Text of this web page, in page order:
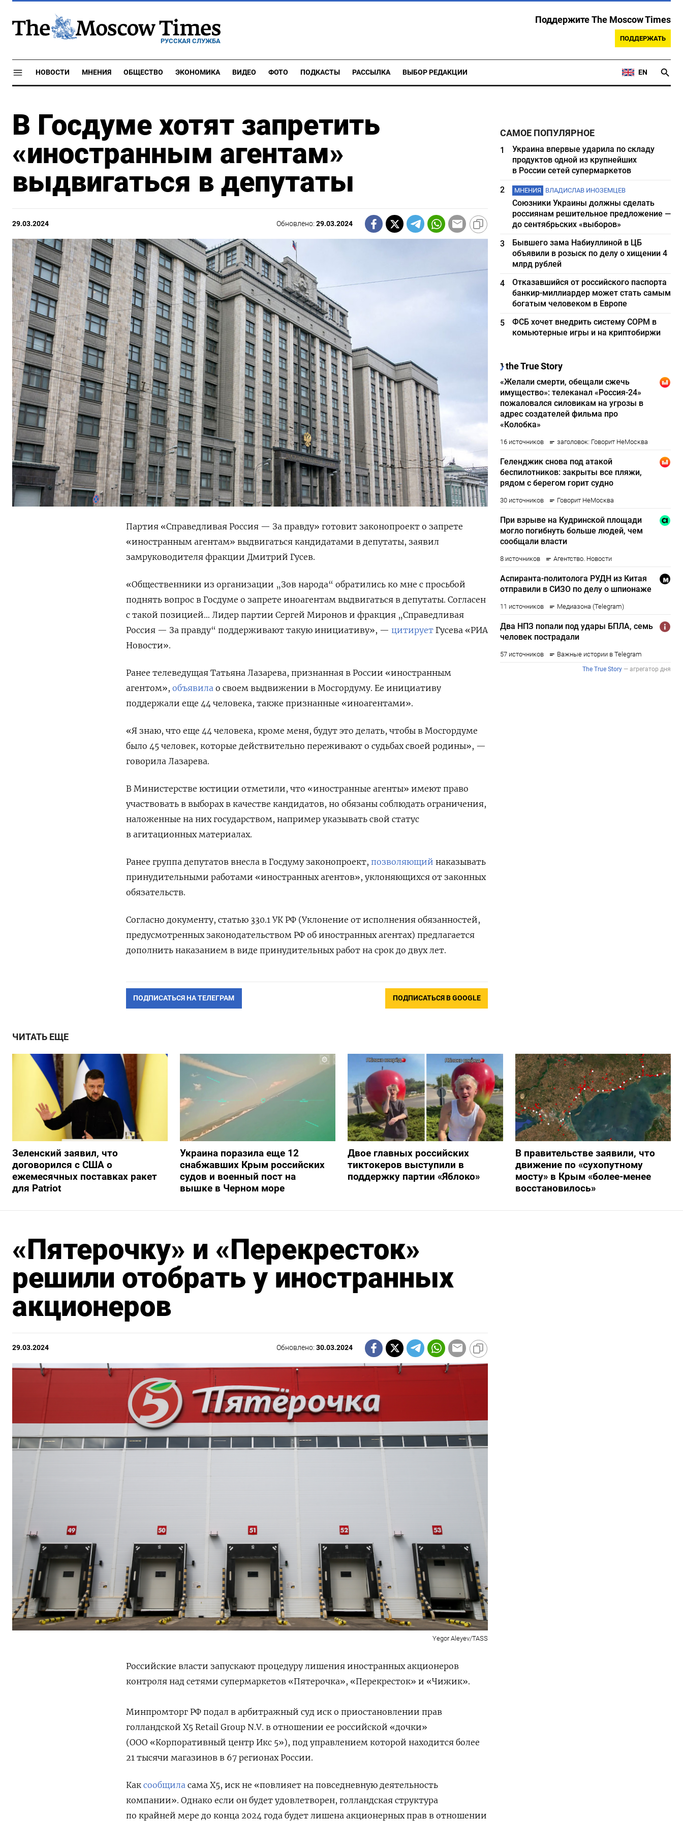
РУССКАЯ СЛУЖБА
Поддержите The Moscow Times
ПОДДЕРЖАТЬ
НОВОСТИ МНЕНИЯ ОБЩЕСТВО ЭКОНОМИКА ВИДЕО ФОТО ПОДКАСТЫ РАССЫЛКА ВЫБОР РЕДАКЦИИ EN
В Госдуме хотят запретить
«иностранным агентам»
выдвигаться в депутаты
29.03.2024 Обновлено:29.03.2024
Партия «Справедливая Россия — За правду» готовит законопроект о запрете
«иностранным агентам» выдвигаться кандидатами в депутаты, заявил
замруководителя фракции Дмитрий Гусев.
«Общественники из организации „Зов народа“ обратились ко мне с просьбой
поднять вопрос в Госдуме о запрете иноагентам выдвигаться в депутаты. Согласен
с такой позицией… Лидер партии Сергей Миронов и фракция „Справедливая
Россия — За правду“ поддерживают такую инициативу», — цитирует Гусева «РИА
Новости».
Ранее телеведущая Татьяна Лазарева, признанная в России «иностранным
агентом», объявила о своем выдвижении в Мосгордуму. Ее инициативу
поддержали еще 44 человека, также признанные «иноагентами».
«Я знаю, что еще 44 человека, кроме меня, будут это делать, чтобы в Мосгордуме
было 45 человек, которые действительно переживают о судьбах своей родины», —
говорила Лазарева.
В Министерстве юстиции отметили, что «иностранные агенты» имеют право
участвовать в выборах в качестве кандидатов, но обязаны соблюдать ограничения,
наложенные на них государством, например указывать свой статус
в агитационных материалах.
Ранее группа депутатов внесла в Госдуму законопроект, позволяющий наказывать
принудительными работами «иностранных агентов», уклоняющихся от законных
обязательств.
Согласно документу, статью 330.1 УК РФ (Уклонение от исполнения обязанностей,
предусмотренных законодательством РФ об иностранных агентах) предлагается
дополнить наказанием в виде принудительных работ на срок до двух лет.
ПОДПИСАТЬСЯ НА ТЕЛЕГРАМ ПОДПИСАТЬСЯ В GOOGLE
САМОЕ ПОПУЛЯРНОЕ
1
Украина впервые ударила по складу
продуктов одной из крупнейших
в России сетей супермаркетов
2
МНЕНИЯ ВЛАДИСЛАВ ИНОЗЕМЦЕВ
Союзники Украины должны сделать
россиянам решительное предложение —
до сентябрьских «выборов»
3
Бывшего зама Набиуллиной в ЦБ
объявили в розыск по делу о хищении 4
млрд рублей
4
Отказавшийся от российского паспорта
банкир-миллиардер может стать самым
богатым человеком в Европе
5
ФСБ хочет внедрить систему СОРМ в
комьютерные игры и на криптобиржи
ЧИТАТЬ ЕЩЕ
Зеленский заявил, что
договорился с США о
ежемесячных поставках ракет
для Patriot
Украина поразила еще 12
снабжавших Крым российских
судов и военный пост на
вышке в Черном море
Двое главных российских
тиктокеров выступили в
поддержку партии «Яблоко»
В правительстве заявили, что
движение по «сухопутному
мосту» в Крым «более-менее
восстановилось»
«Пятерочку» и «Перекресток»
решили отобрать у иностранных
акционеров
29.03.2024 Обновлено:30.03.2024
Yegor Aleyev/TASS
Российские власти запускают процедуру лишения иностранных акционеров
контроля над сетями супермаркетов «Пятерочка», «Перекресток» и «Чижик».
Минпромторг РФ подал в арбитражный суд иск о приостановлении прав
голландской X5 Retail Group N.V. в отношении ее российской «дочки»
(ООО «Корпоративный центр Икс 5»), под управлением которой находится более
21 тысячи магазинов в 67 регионах России.
Как сообщила сама X5, иск не «повлияет на повседневную деятельность
компании». Однако если он будет удовлетворен, голландская структура
по крайней мере до конца 2024 года будет лишена акционерных прав в отношении